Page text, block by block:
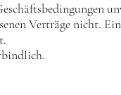
Verträge nicht.